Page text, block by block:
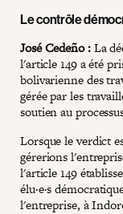
Le contrôle
José Cedeño :La
l'article 149 a été
bolivarienne des
gérée par les
soutien au
Lorsque le verdict
gérerions
l'article 149
élu·e·s
l'entreprise, à